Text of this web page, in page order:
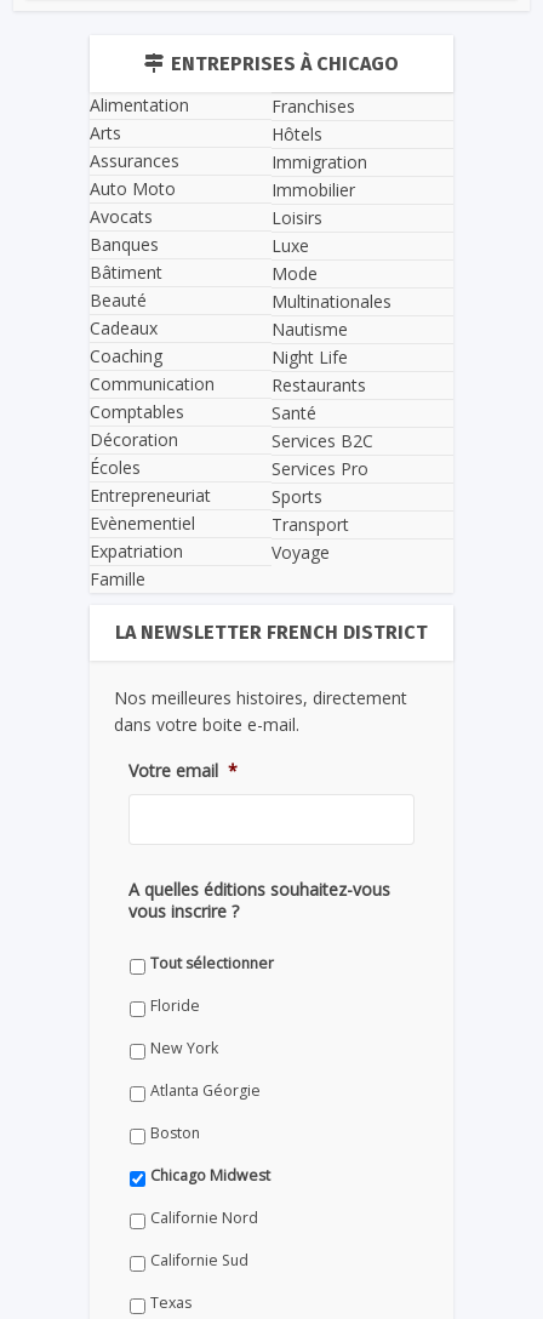
ENTREPRISES À CHICAGO
Alimentation
Arts
Assurances
Auto Moto
Avocats
Banques
Bâtiment
Beauté
Cadeaux
Coaching
Communication
Comptables
Décoration
Écoles
Entrepreneuriat
Evènementiel
Expatriation
Famille
Franchises
Hôtels
Immigration
Immobilier
Loisirs
Luxe
Mode
Multinationales
Nautisme
Night Life
Restaurants
Santé
Services B2C
Services Pro
Sports
Transport
Voyage
LA NEWSLETTER FRENCH DISTRICT
Nos meilleures histoires, directement
dans votre boite e-mail.
Votre email *
A quelles éditions souhaitez-vous
vous inscrire ?
Tout sélectionner
Floride
New York
Atlanta Géorgie
Boston
Chicago Midwest
Californie Nord
Californie Sud
Texas